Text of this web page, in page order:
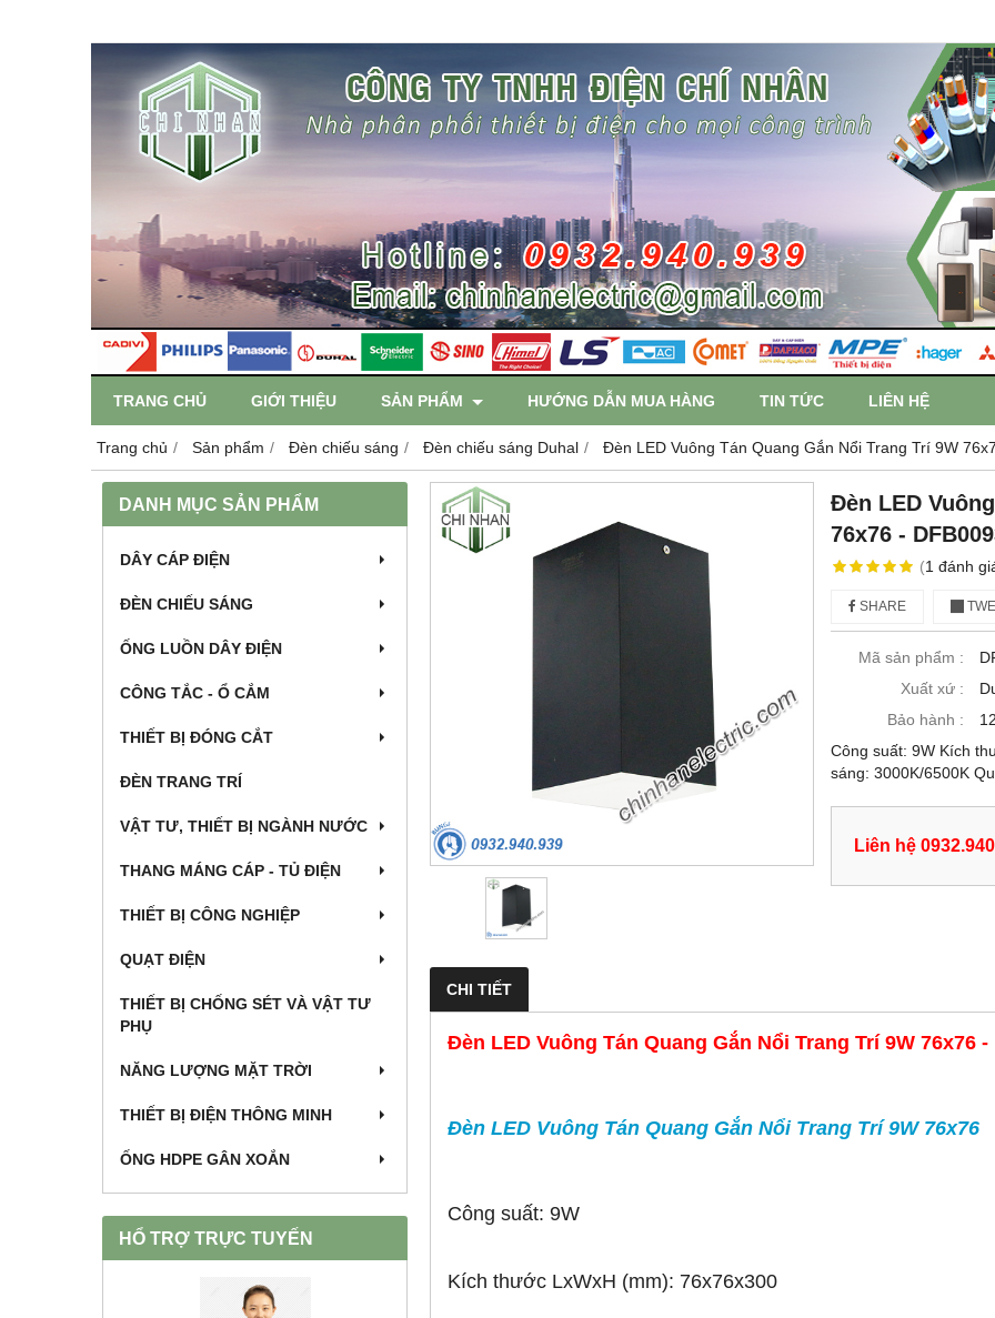
TRANG CHỦ GIỚI THIỆU SẢN PHẨM HƯỚNG DẪN MUA HÀNG TIN TỨC LIÊN HỆ
Trang chủ Sản phẩm Đèn chiếu sáng Đèn chiếu sáng Duhal Đèn LED Vuông Tán Quang Gắn Nổi Trang Trí 9W
DANH MỤC SẢN PHẨM
DÂY CÁP ĐIỆN
ĐÈN CHIẾU SÁNG
ỐNG LUỒN DÂY ĐIỆN
CÔNG TẮC - Ổ CẮM
THIẾT BỊ ĐÓNG CẮT
ĐÈN TRANG TRÍ
VẬT TƯ, THIẾT BỊ NGÀNH NƯỚC
THANG MÁNG CÁP - TỦ ĐIỆN
THIẾT BỊ CÔNG NGHIỆP
QUẠT ĐIỆN
THIẾT BỊ CHỐNG SÉT VÀ VẬT TƯ
PHỤ
NĂNG LƯỢNG MẶT TRỜI
THIẾT BỊ ĐIỆN THÔNG MINH
ỐNG HDPE GÂN XOẮN
HỔ TRỢ TRỰC TUYẾN
Đèn LED
76x76 -
(1 đánh
SHARE
Mã sản phẩm :
Xuất xứ :
Bảo hành :
Công suất: 9W Kích
sáng: 3000K/6500K
Liên hệ
CHI TIẾT
Đèn LED Vuông Tán Quang Gắn Nổi Trang Trí 9W 76x76 -
Đèn LED Vuông Tán Quang Gắn Nổi Trang Trí 9W 76x76
Công suất: 9W
Kích thước LxWxH (mm): 76x76x300